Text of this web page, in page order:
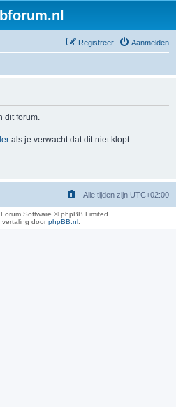
Aanmelden
Registreer
dit forum.
als je verwacht dat dit niet klopt.
Alle tijden zijn UTC+02:00
Software © phpBB Limited
vertaling doorphpBB.nl